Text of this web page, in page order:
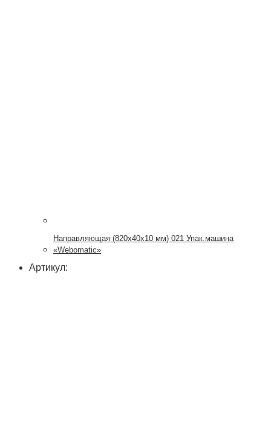
Направляющая (820х40х10 мм) 021 Упак.машина
«Webomatic»
Артикул: